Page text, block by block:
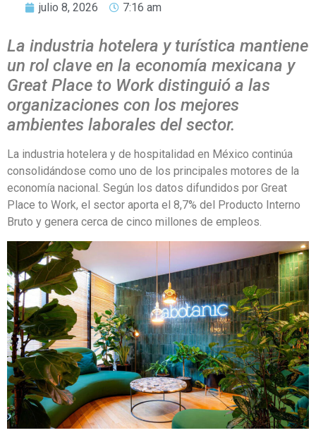
julio 8, 2026 7:16 am
La industria hotelera y turística mantiene
un rol clave en la economía mexicana y
Great Place to Work distinguió a las
organizaciones con los mejores
ambientes laborales del sector.
La industria hotelera y de hospitalidad en México continúa
consolidándose como uno de los principales motores de la
economía nacional. Según los datos difundidos por Great
Place to Work, el sector aporta el 8,7% del Producto Interno
Bruto y genera cerca de cinco millones de empleos.